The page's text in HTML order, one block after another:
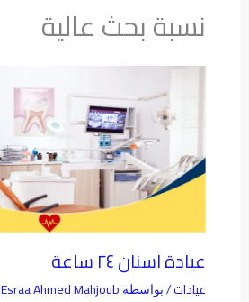
نسبة بحث عالية
عيادة اسنان ٢٤ ساعة
عيادات/ بواسطة Esraa Ahmed Mahjoub